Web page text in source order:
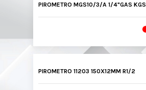
PIROMETRO MGS10/3/A 1/4"GAS KGS
PIROMETRO 11203 150X12MM R1/2